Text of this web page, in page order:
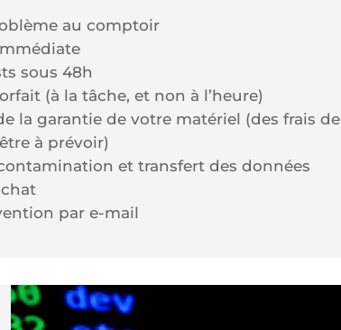
au comptoir
sous 48h
(à la tâche, et non à l’heure)
la garantie de votre matériel (des frais de
à prévoir)
et transfert des données
par e-mail